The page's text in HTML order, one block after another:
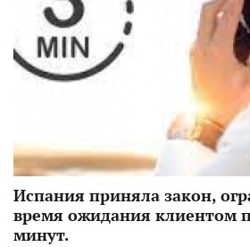
Испания приняла закон,
время ожидания клиентом
минут.